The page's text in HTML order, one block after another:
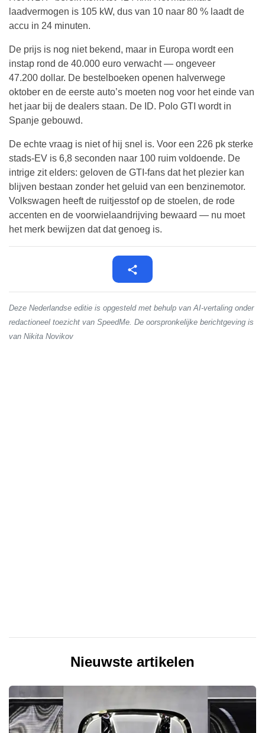
laadvermogen is 105 kW, dus van 10 naar 80 % laadt de
accu in 24 minuten.
De prijs is nog niet bekend, maar in Europa wordt een
instap rond de 40.000 euro verwacht — ongeveer
47.200 dollar. De bestelboeken openen halverwege
oktober en de eerste auto’s moeten nog voor het einde van
het jaar bij de dealers staan. De ID. Polo GTI wordt in
Spanje gebouwd.
De echte vraag is niet of hij snel is. Voor een 226 pk sterke
stads-EV is 6,8 seconden naar 100 ruim voldoende. De
intrige zit elders: geloven de GTI-fans dat het plezier kan
blijven bestaan zonder het geluid van een benzinemotor.
Volkswagen heeft de ruitjesstof op de stoelen, de rode
accenten en de voorwielaandrijving bewaard — nu moet
het merk bewijzen dat dat genoeg is.
Deze Nederlandse editie is opgesteld met behulp van AI-vertaling onder
redactioneel toezicht van SpeedMe. De oorspronkelijke berichtgeving is
van Nikita Novikov
Nieuwste artikelen